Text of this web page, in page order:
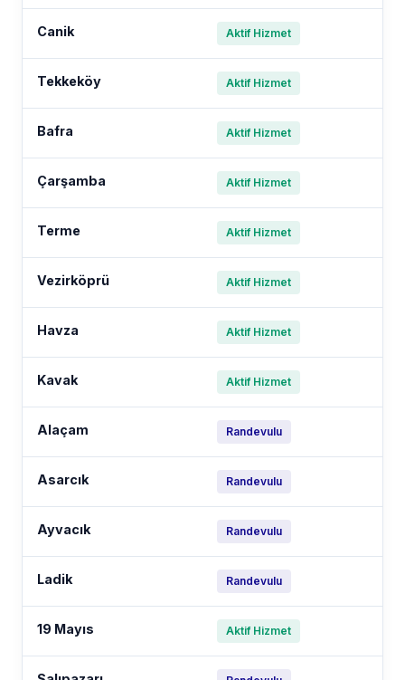
Canik Aktif Hizmet
Tekkeköy Aktif Hizmet
Bafra Aktif Hizmet
Çarşamba Aktif Hizmet
Terme Aktif Hizmet
Vezirköprü Aktif Hizmet
Havza Aktif Hizmet
Kavak Aktif Hizmet
Alaçam Randevulu
Asarcık Randevulu
Ayvacık Randevulu
Ladik Randevulu
19 Mayıs Aktif Hizmet